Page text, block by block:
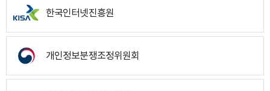
한국인터넷진흥원
개인정보분쟁조정위원회